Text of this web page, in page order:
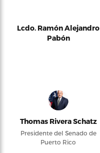
Lcdo. Ramón Alejandro
Pabón
Thomas Rivera Schatz
Presidente del Senado de
Puerto Rico